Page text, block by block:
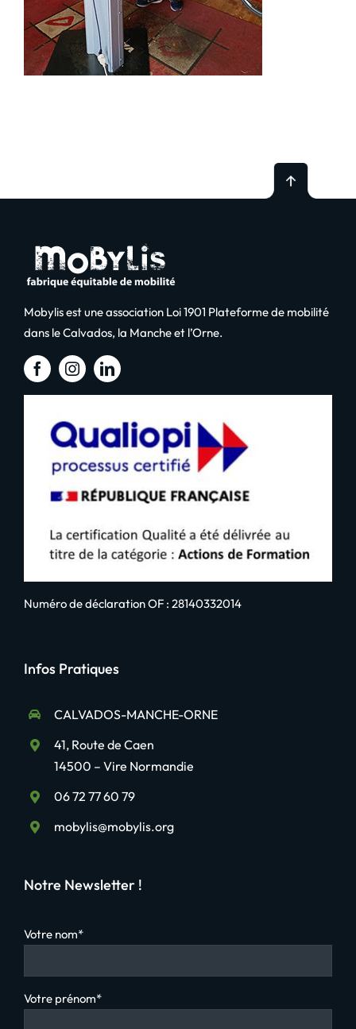
Mobylis est une association Loi 1901 Plateforme de mobilité
dans le Calvados, la Manche et l’Orne.
Numéro de déclaration OF : 28140332014
Infos Pratiques
CALVADOS-MANCHE-ORNE
41, Route de Caen
14500 – Vire Normandie
06 72 77 60 79
mobylis@mobylis.org
Notre Newsletter !
Votre nom*
Votre prénom*